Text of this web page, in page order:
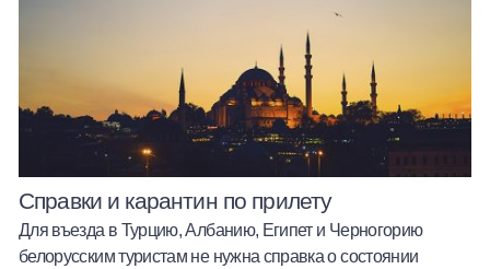
Справки и карантин по прилету
Для въезда в Турцию, Албанию, Египет и Черногорию
белорусским туристам не нужна справка о состоянии